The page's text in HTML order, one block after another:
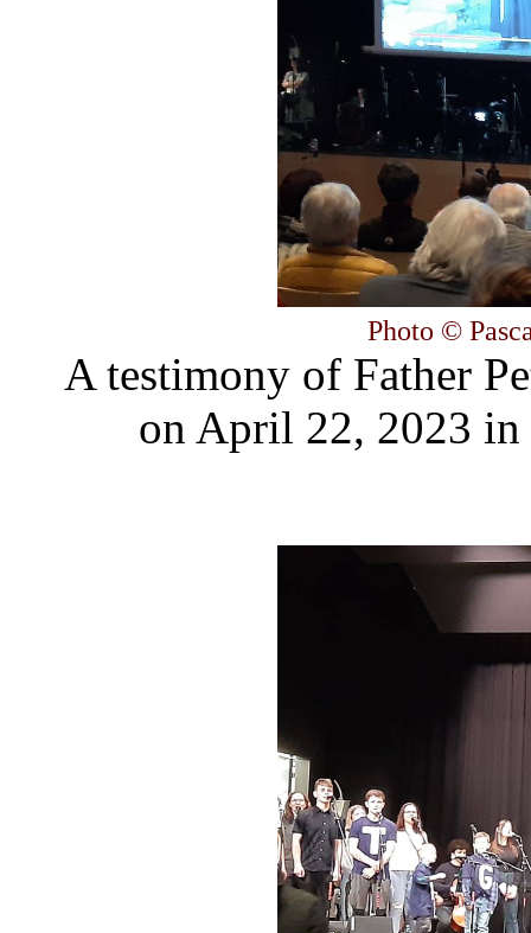
Photo ©
A testimony of Father
on April 22, 2023